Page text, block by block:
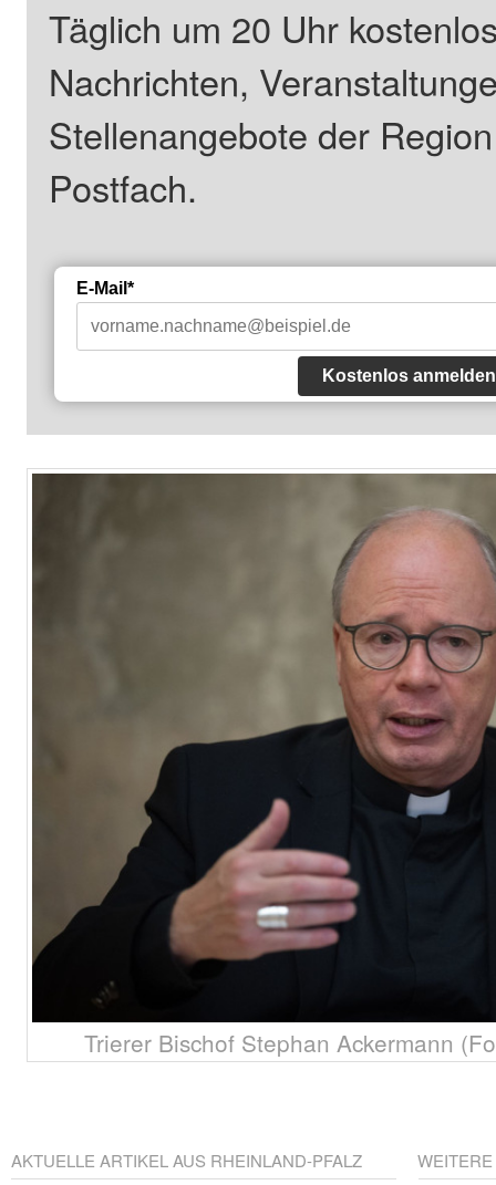
Täglich um 20 Uhr
Nachrichten,
Stellenangebote der
Postfach.
E-Mail*
Kostenlos anmelden
Trierer Bischof Stephan Ackermann
AKTUELLE ARTIKEL AUS RHEINLAND-PFALZ